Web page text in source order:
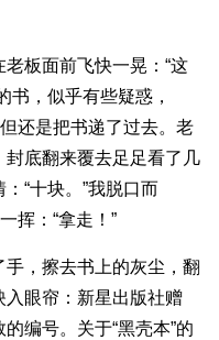
板面前飞快一晃：“这
书，似乎有些疑惑，
还是把书递了过去。老
底翻来覆去足足看了几
“十块。”我脱口而
挥：“拿走！”
，擦去书上的灰尘，翻
眼帘：新星出版社赠
编号。关于“黑壳本”的